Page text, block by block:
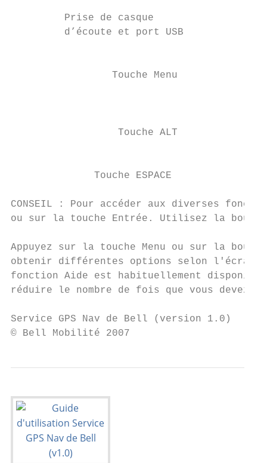
         Prise de casque
         d’écoute et port USB
Touche Menu
Touche ALT
Touche ESPACE
CONSEIL : Pour accéder aux diverses
ou sur la touche Entrée. Utilisez la boule
Appuyez sur la touche Menu ou sur la
obtenir différentes options selon l'écran
fonction Aide est habituellement
réduire le nombre de fois que vous devez
Service GPS Nav de Bell
© Bell Mobilité 2007